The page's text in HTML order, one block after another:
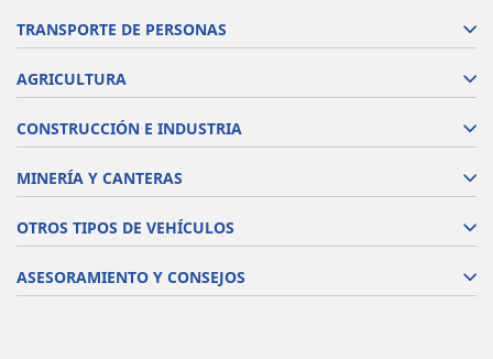
TRANSPORTE DE PERSONAS
AGRICULTURA
CONSTRUCCIÓN E INDUSTRIA
MINERÍA Y CANTERAS
OTROS TIPOS DE VEHÍCULOS
ASESORAMIENTO Y CONSEJOS